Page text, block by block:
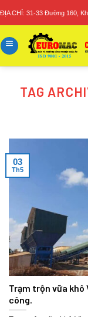
ĐỊA CHỈ: 31-33 Đường 160,
TAG
Trạm trộn vữa khô
công.
03
Th5